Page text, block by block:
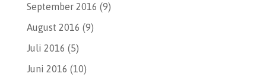
September 2016 (9)
August 2016 (9)
Juli 2016 (5)
Juni 2016 (10)